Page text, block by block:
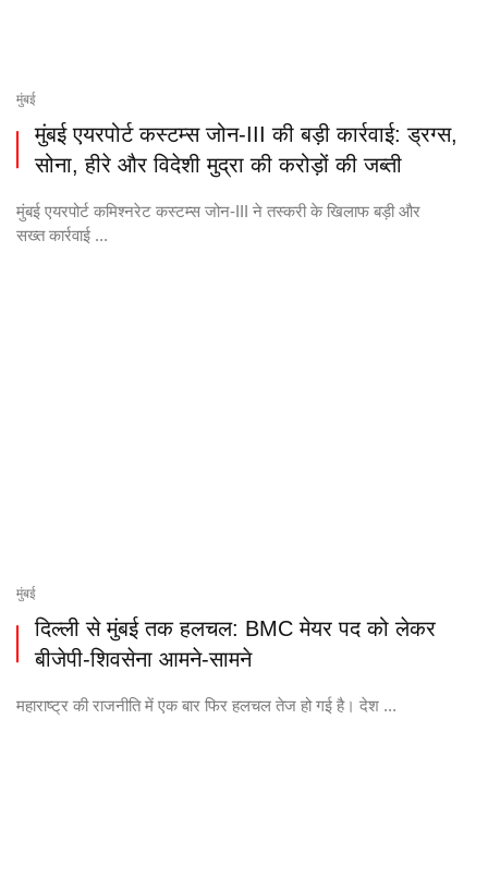
मुंबई
मुंबई एयरपोर्ट कस्टम्स जोन-III की बड़ी कार्रवाई: ड्रग्स,
सोना, हीरे और विदेशी मुद्रा की करोड़ों की जब्ती
मुंबई एयरपोर्ट कमिश्नरेट कस्टम्स जोन-III ने तस्करी के खिलाफ बड़ी और
सख्त कार्रवाई ...
मुंबई
दिल्ली से मुंबई तक हलचल: BMC मेयर पद को लेकर
बीजेपी-शिवसेना आमने-सामने
महाराष्ट्र की राजनीति में एक बार फिर हलचल तेज हो गई है। देश ...